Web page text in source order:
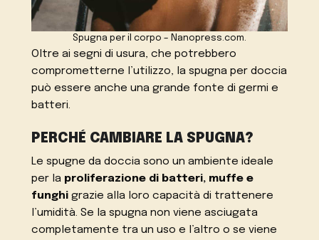
Spugna per il corpo – Nanopress.com.
Oltre ai segni di usura, che potrebbero
comprometterne l’utilizzo, la spugna per doccia
può essere anche una grande fonte di germi e
batteri.
PERCHÉ CAMBIARE LA SPUGNA?
Le spugne da doccia sono un ambiente ideale
per la proliferazione di batteri, muffe e
funghi grazie alla loro capacità di trattenere
l’umidità. Se la spugna non viene asciugata
completamente tra un uso e l’altro o se viene